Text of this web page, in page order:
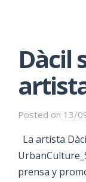
Dàcil
Posted on 13/
La artista
prensa y